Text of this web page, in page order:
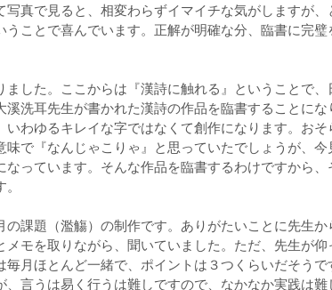
写真で見ると、相変わらずイマイチな気がしますが
うことで喜んでいます。正解が明確な分、臨書に完
ました。ここからは『漢詩に触れる』ということで
溪洗耳先生が書かれた漢詩の作品を臨書することに
いわゆるキレイな字ではなくて創作になります。お
味で『なんじゃこりゃ』と思っていたでしょうが、
なっています。そんな作品を臨書するわけですから、
の課題（濫觴）の制作です。ありがたいことに先生
メモを取りながら、聞いていました。ただ、先生が
毎月ほとんど一緒で、ポイントは３つくらいだそう
、言うは易く行うは難しですので、なかなか実践は難